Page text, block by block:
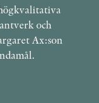
och
Ax:son